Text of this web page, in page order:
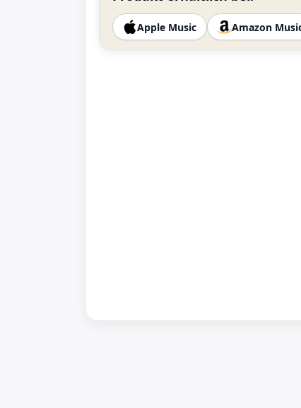
Apple Music Amazon